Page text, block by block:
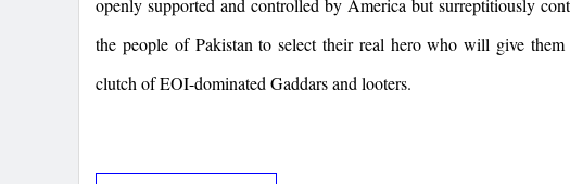
openly supported and controlled byAmerica but surreptitiously
the people of Pakistanto select their real hero who will give
clutch of EOI-dominated Gaddars and looters.